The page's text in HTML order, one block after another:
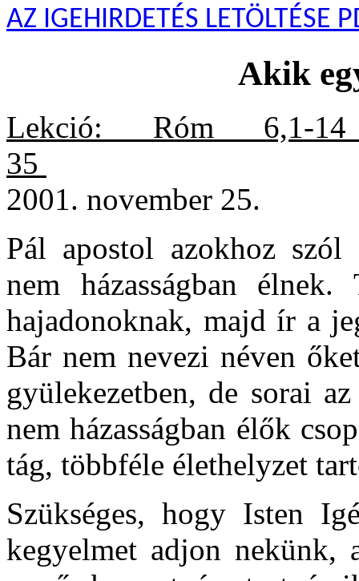
AZ IGEHIRDETÉS LETÖLTÉSE
Akik
Lekció: Róm 6,1-
35
2001. november 25.
Pál apostol azokhoz
nem házasságban
hajadonoknak, majd ír a
Bár nem nevezi néven
gyülekezetben, de sorai
nem házasságban élők
tág, többféle élethelyzet
Szükséges, hogy Isten
kegyelmet adjon nekünk,